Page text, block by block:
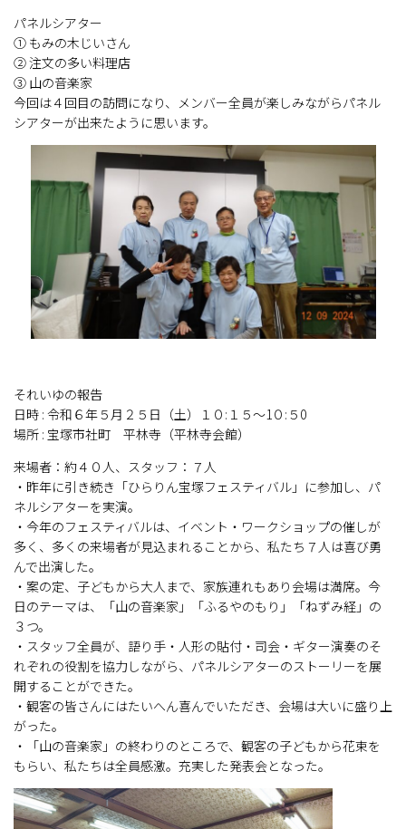
パネルシアター
① もみの木じいさん
② 注文の多い料理店
③ 山の音楽家
今回は４回目の訪問になり、メンバー全員が楽しみながらパネル
シアターが出来たように思います。
それいゆの報告
日時 : 令和６年５月２５日（土）１０:１５～1０:５0
場所 : 宝塚市社町 平林寺（平林寺会館）
来場者：約４０人、スタッフ：７人
・昨年に引き続き「ひらりん宝塚フェスティバル」に参加し、パ
ネルシアターを実演。
・今年のフェスティバルは、イベント・ワークショップの催しが
多く、多くの来場者が見込まれることから、私たち７人は喜び勇
んで出演した。
・案の定、子どもから大人まで、家族連れもあり会場は満席。今
日のテーマは、「山の音楽家」「ふるやのもり」「ねずみ経」の
３つ。
・スタッフ全員が、語り手・人形の貼付・司会・ギター演奏のそ
れぞれの役割を協力しながら、パネルシアターのストーリーを展
開することができた。
・観客の皆さんにはたいへん喜んでいただき、会場は大いに盛り上
がった。
・「山の音楽家」の終わりのところで、観客の子どもから花束を
もらい、私たちは全員感激。充実した発表会となった。